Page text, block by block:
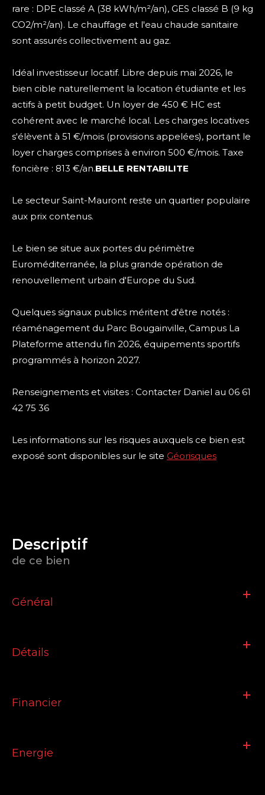
rare : DPE classé A (38 kWh/m²/an), GES classé B (9 kg
CO2/m²/an). Le chauffage et l'eau chaude sanitaire
sont assurés collectivement au gaz.
Idéal investisseur locatif. Libre depuis mai 2026, le
bien cible naturellement la location étudiante et les
actifs à petit budget. Un loyer de 450 € HC est
cohérent avec le marché local. Les charges locatives
s'élèvent à 51 €/mois (provisions appelées), portant le
loyer charges comprises à environ 500 €/mois. Taxe
foncière : 813 €/an.BELLE RENTABILITE
Le secteur Saint-Mauront reste un quartier populaire
aux prix contenus.
Le bien se situe aux portes du périmètre
Euroméditerranée, la plus grande opération de
renouvellement urbain d'Europe du Sud.
Quelques signaux publics méritent d'être notés :
réaménagement du Parc Bougainville, Campus La
Plateforme attendu fin 2026, équipements sportifs
programmés à horizon 2027.
Renseignements et visites : Contacter Daniel au 06 61
42 75 36
Les informations sur les risques auxquels ce bien est
exposé sont disponibles sur le site Géorisques
descriptif
de ce bien
Général
Détails
Financier
Energie